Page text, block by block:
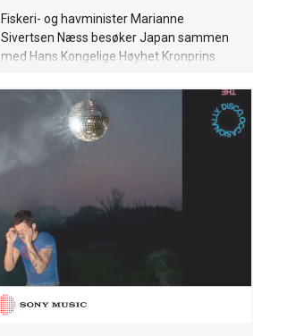
Fiskeri- og havminister Marianne
Sivertsen Næss besøker Japan sammen
med Hans Kongelige Høyhet Kronprins
forvaltningsminister Karianne Tung 1.–4.